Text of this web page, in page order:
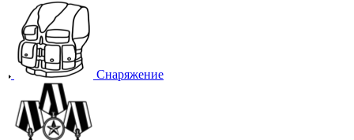
Снаряжение